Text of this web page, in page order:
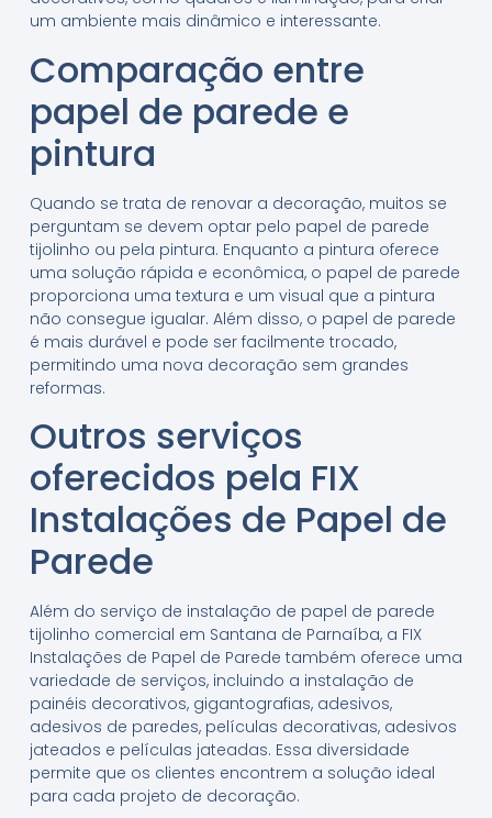
um ambiente mais dinâmico e interessante.
Comparação entre
papel de parede e
pintura
Quando se trata de renovar a decoração, muitos se
perguntam se devem optar pelo papel de parede
tijolinho ou pela pintura. Enquanto a pintura oferece
uma solução rápida e econômica, o papel de parede
proporciona uma textura e um visual que a pintura
não consegue igualar. Além disso, o papel de parede
é mais durável e pode ser facilmente trocado,
permitindo uma nova decoração sem grandes
reformas.
Outros serviços
oferecidos pela FIX
Instalações de Papel de
Parede
Além do serviço de instalação de papel de parede
tijolinho comercial em Santana de Parnaíba, a FIX
Instalações de Papel de Parede também oferece uma
variedade de serviços, incluindo a instalação de
painéis decorativos, gigantografias, adesivos,
adesivos de paredes, películas decorativas, adesivos
jateados e películas jateadas. Essa diversidade
permite que os clientes encontrem a solução ideal
para cada projeto de decoração.